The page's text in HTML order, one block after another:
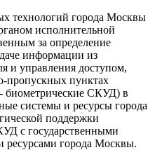
технологий города Москвы
исполнительной
за определение
информации из
и управления доступом,
пропускных пунктах
биометрические СКУД) в
системы и ресурсы города
поддержки
с государственными
города Москвы.